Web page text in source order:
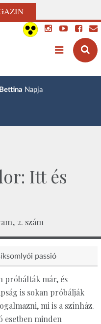
Napja
Itt és
2. szám
passió
próbálták már, és
is sokan próbálják
mi is a színház.
esetben minden